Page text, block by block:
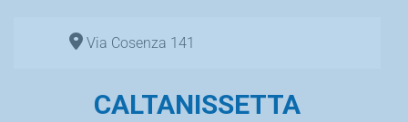
Via Cosenza 141
CALTANISSETTA